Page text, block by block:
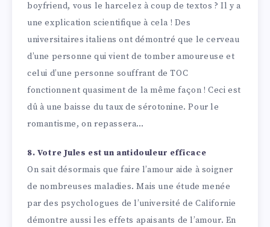
boyfriend, vous le harcelez à coup de textos ? Il y a
une explication scientifique à cela ! Des
universitaires italiens ont démontré que le cerveau
d’une personne qui vient de tomber amoureuse et
celui d’une personne souffrant de TOC
fonctionnent quasiment de la même façon ! Ceci est
dû à une baisse du taux de sérotonine. Pour le
romantisme, on repassera…
8. Votre Jules est un antidouleur efficace
On sait désormais que faire l’amour aide à soigner
de nombreuses maladies. Mais une étude menée
par des psychologues de l’université de Californie
démontre aussi les effets apaisants de l’amour. En